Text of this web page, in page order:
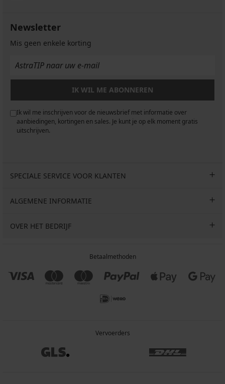
Newsletter
Mis geen enkele korting
IK WIL ME ABONNEREN
Ik wil me inschrijven voor de nieuwsbrief met informatie over
aanbiedingen, kortingen en sales. Je kunt je op elk moment gratis
uitschrijven.
SPECIALE SERVICE VOOR KLANTEN
ALGEMENE INFORMATIE
OVER HET BEDRIJF
Betaalmethoden
Vervoerders